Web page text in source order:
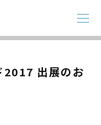
2017 出展のお